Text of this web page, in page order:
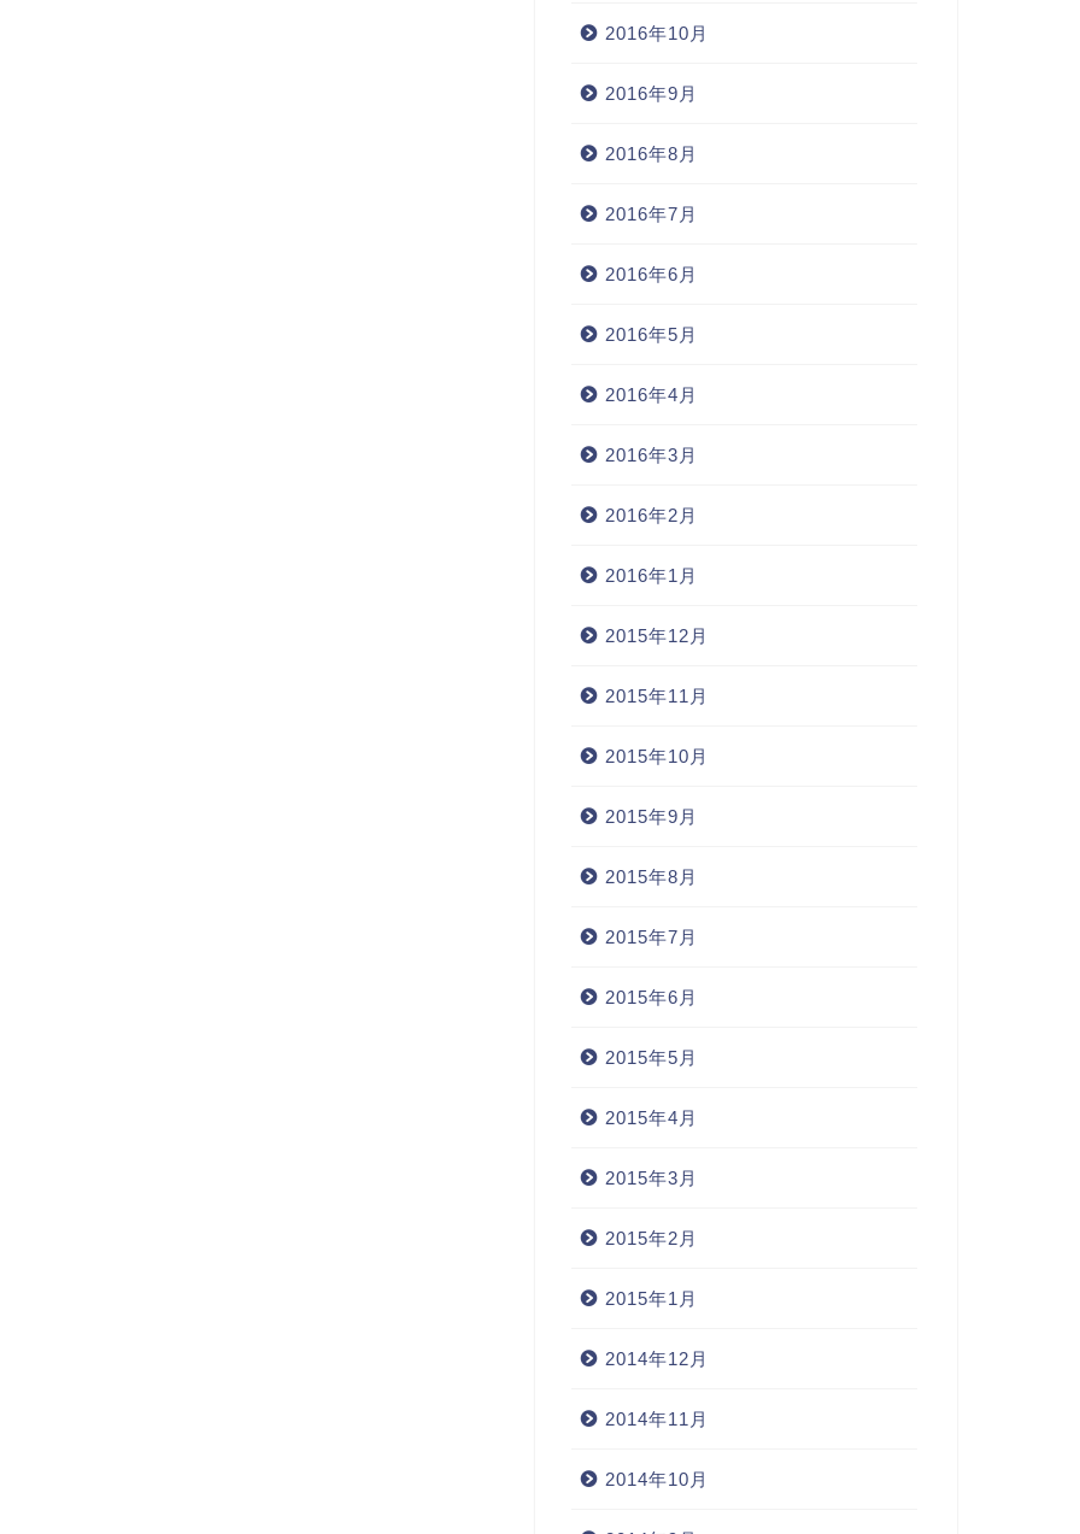
2016年10月
2016年9月
2016年8月
2016年7月
2016年6月
2016年5月
2016年4月
2016年3月
2016年2月
2016年1月
2015年12月
2015年11月
2015年10月
2015年9月
2015年8月
2015年7月
2015年6月
2015年5月
2015年4月
2015年3月
2015年2月
2015年1月
2014年12月
2014年11月
2014年10月